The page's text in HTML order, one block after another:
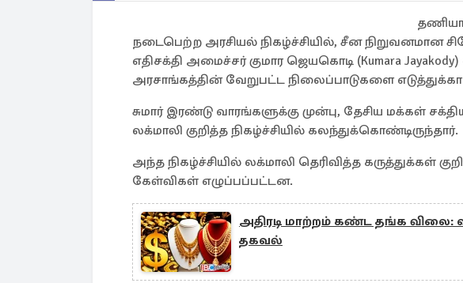
நடைபெற்ற அரசியல் நிகழ்ச்சியில், சீன நிறுவனமான
எதிசக்தி அமைச்சர் குமார ஜெயகொடி (Kumara
அரசாங்கத்தின் வேறுபட்ட நிலைப்பாடுகளை
சுமார் இரண்டு வாரங்களுக்கு முன்பு, தேசிய மக்கள்
லக்மாலி குறித்த நிகழ்ச்சியில் கலந்துக்கொண்டிருந்தார்.
அந்த நிகழ்ச்சியில் லக்மாலி தெரிவித்த கருத்துக்கள்
கேள்விகள் எழுப்பப்பட்டன.
அதிரடி மாற்றம் கண்ட தங்க விலை:
தகவல்